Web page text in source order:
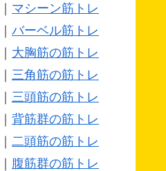
｜ マシーン筋トレ
｜ バーベル筋トレ
｜ 大胸筋の筋トレ
｜ 三角筋の筋トレ
｜ 三頭筋の筋トレ
｜ 背筋群の筋トレ
｜ 二頭筋の筋トレ
｜ 腹筋群の筋トレ